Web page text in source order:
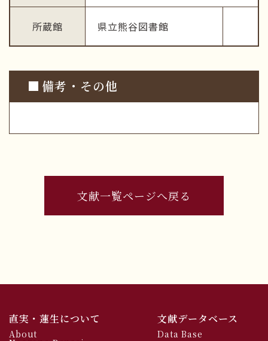
所蔵館 県立熊谷図書館
備考・その他
文献一覧ページへ戻る
直実・蓮生について
About
文献データベース
Data Base